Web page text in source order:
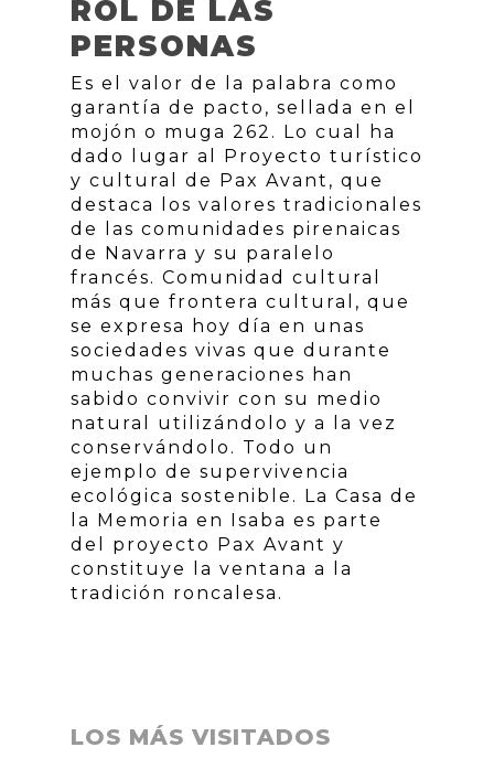
ROL DE LAS
PERSONAS
Es el valor de la palabra como
garantía de pacto, sellada en el
mojón o muga 262. Lo cual ha
dado lugar al Proyecto turístico
y cultural de Pax Avant, que
destaca los valores tradicionales
de las comunidades pirenaicas
de Navarra y su paralelo
francés. Comunidad cultural
más que frontera cultural, que
se expresa hoy día en unas
sociedades vivas que durante
muchas generaciones han
sabido convivir con su medio
natural utilizándolo y a la vez
conservándolo. Todo un
ejemplo de supervivencia
ecológica sostenible. La Casa de
la Memoria en Isaba es parte
del proyecto Pax Avant y
constituye la ventana a la
tradición roncalesa.
LOS MÁS VISITADOS